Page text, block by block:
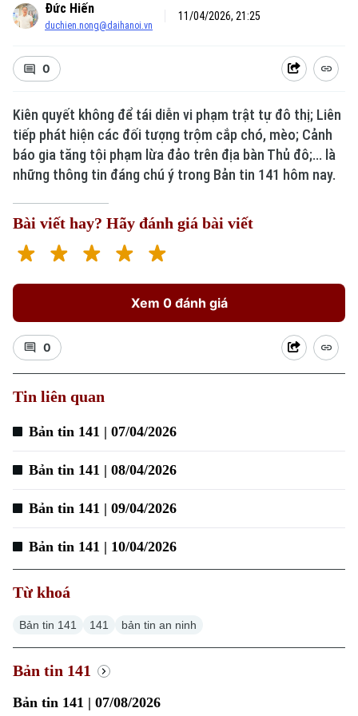
Xu hướng
Chuyên mục
Thời sự
Hà Nội
Chính trị
Xã hội
Nhịp sống Hà Nội
Thế giới
Đức Hiến
duchien.nong@daihanoi.vn
11/04/2026, 21:25
0
Kiên quyết không để tái diễn vi phạm trật tự đô thị; Liên
tiếp phát hiện các đối tượng trộm cắp chó, mèo; Cảnh
báo gia tăng tội phạm lừa đảo trên địa bàn Thủ đô;... là
những thông tin đáng chú ý trong Bản tin 141 hôm nay.
Bài viết hay? Hãy đánh giá bài viết
Xem 0 đánh giá
0
Tin liên quan
Bản tin 141 | 07/04/2026
Bản tin 141 | 08/04/2026
Bản tin 141 | 09/04/2026
Bản tin 141 | 10/04/2026
Từ khoá
Bản tin 141 141 bản tin an ninh
Bản tin 141
Bản tin 141 | 07/08/2026